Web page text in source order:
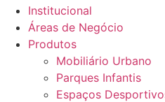
Institucional
Áreas de Negócio
Produtos
Mobiliário Urbano
Parques Infantis
Espaços